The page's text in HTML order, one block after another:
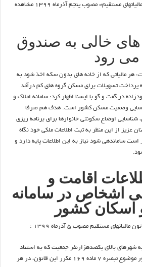
«قانون اصلاح موادی از قانون مالیاتهای مستقیم» مصوب پنجم آذرماه ۱۳۹۹ مشاهده
های خالی به صندوق
رود
هر مالیاتی که از خانه های بدون سکه اخذ شود به
تسهیلات برای مسکن گروه های کم درآمد
در گفت و گو با ایسنا اظهار کرد: سامانه املاک و
وضعیت مسکن کشور است. هدف هم صرفا
شناسایی اوضاع سکونتی خانوارها برای برنامه ریزی
از این منظر به ثبت اطلاعات ملکی خود نگاه
ساماندهی شود نیاز به این اطلاعات پایه دارد و
اقامت و
اشخاص در سامانه
اسکان کشور
مستقیم مصوب ۵ آذرماه ۱۳۹۹ :
بالای یکصدهزارنفر جمعیت که به استناد
سامانه ملی املاک و اسکان کشور موضوع تبصره ۷ ماده ۱۶۹ مکرر این قانون، در هر